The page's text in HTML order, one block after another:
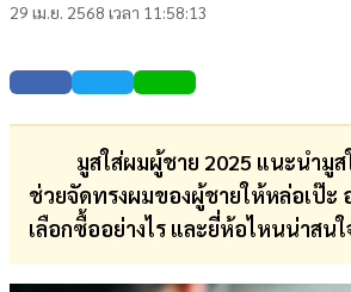
29 เม.ย. 2568 เวลา 11:58:13
มูสใส่ผมผู้ชาย 2025 แนะนำมูส
ช่วยจัดทรงผมของผู้ชายให้หล่อเป๊ะ
เลือกซื้ออย่างไร และยี่ห้อไหนน่าสนใ
บันเทิง
ตรวจ
ผล
บอล
สด